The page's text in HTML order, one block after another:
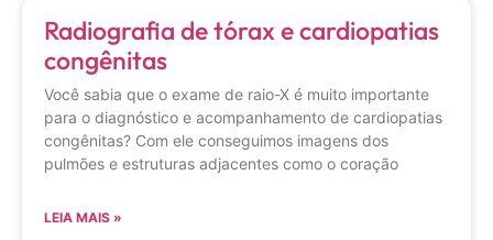
Radiografia de tórax e cardiopatias
congênitas
Você sabia que o exame de raio-X é muito importante
para o diagnóstico e acompanhamento de cardiopatias
congênitas? Com ele conseguimos imagens dos
pulmões e estruturas adjacentes como o coração
LEIA MAIS »